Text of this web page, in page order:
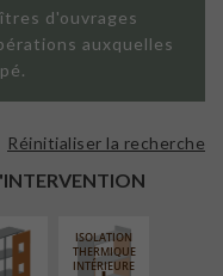
d'ouvrages
auxquelles
Réinitialiser la recherche
SUR
ISOLATION
THERMIQUE
INTÉRIEURE